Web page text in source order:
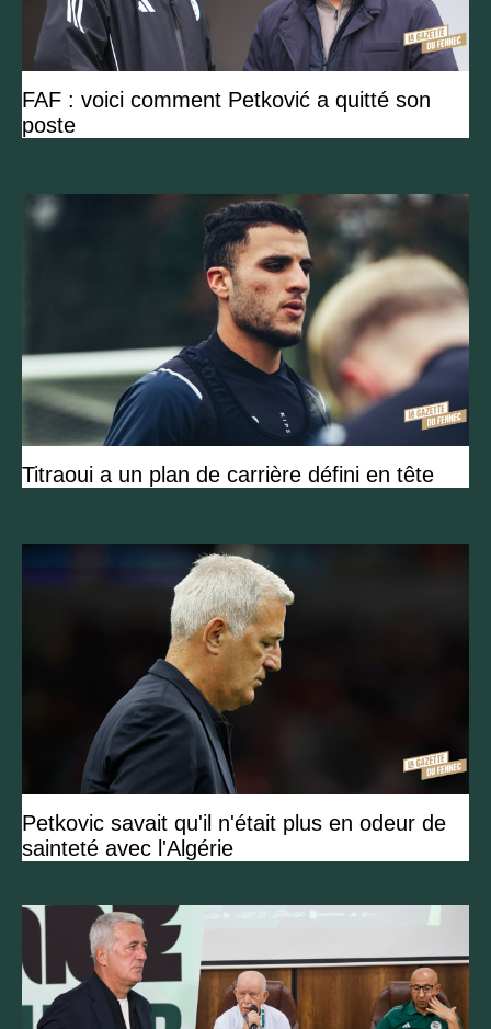
FAF : voici comment Petković a quitté son
poste
Titraoui a un plan de carrière défini en tête
Petkovic savait qu'il n'était plus en odeur de
sainteté avec l'Algérie